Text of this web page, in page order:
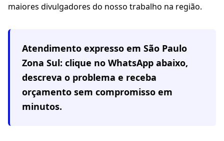
maiores divulgadores do nosso trabalho na região.
Atendimento expresso em São Paulo
Zona Sul: clique no WhatsApp abaixo,
descreva o problema e receba
orçamento sem compromisso em
minutos.